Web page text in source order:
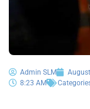
Admin SLM
8:23 AM